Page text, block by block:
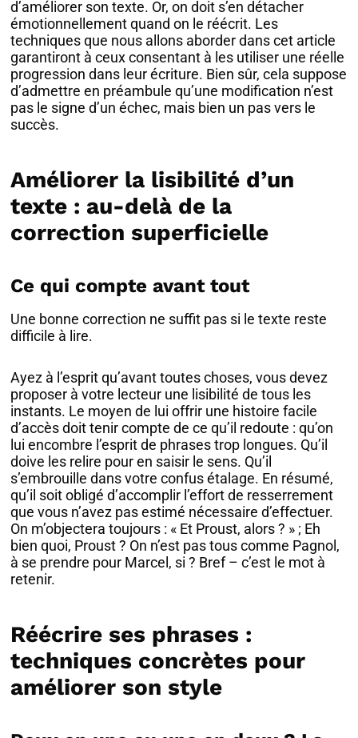
d’améliorer son texte. Or, on doit s’en détacher
émotionnellement quand on le réécrit. Les
techniques que nous allons aborder dans cet article
garantiront à ceux consentant à les utiliser une réelle
progression dans leur écriture. Bien sûr, cela suppose
d’admettre en préambule qu’une modification n’est
pas le signe d’un échec, mais bien un pas vers le
succès.
Améliorer la lisibilité d’un
texte : au-delà de la
correction superficielle
Ce qui compte avant tout
Une bonne correction ne suffit pas si le texte reste
difficile à lire.
Ayez à l’esprit qu’avant toutes choses, vous devez
proposer à votre lecteur une lisibilité de tous les
instants. Le moyen de lui offrir une histoire facile
d’accès doit tenir compte de ce qu’il redoute : qu’on
lui encombre l’esprit de phrases trop longues. Qu’il
doive les relire pour en saisir le sens. Qu’il
s’embrouille dans votre confus étalage. En résumé,
qu’il soit obligé d’accomplir l’effort de resserrement
que vous n’avez pas estimé nécessaire d’effectuer.
On m’objectera toujours : « Et Proust, alors ? » ; Eh
bien quoi, Proust ? On n’est pas tous comme Pagnol,
à se prendre pour Marcel, si ? Bref – c’est le mot à
retenir.
Réécrire ses phrases :
techniques concrètes pour
améliorer son style